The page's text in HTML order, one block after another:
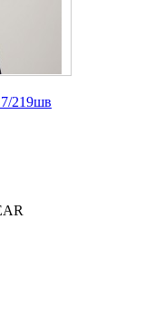
219шв